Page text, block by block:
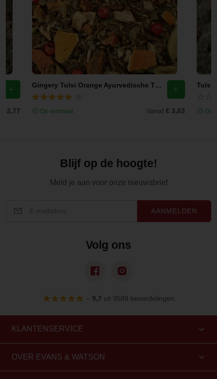
€ 2,77
Gingery Tulsi Orange Ayurvedische Thee
Op voorraad Vanaf € 3,63
Tulsi
Op
Blijf op de hoogte!
Meld je aan voor onze nieuwsbrief
AANMELDEN
Volg ons
– 9,7 uit 3589 beoordelingen
KLANTENSERVICE
OVER EVANS & WATSON